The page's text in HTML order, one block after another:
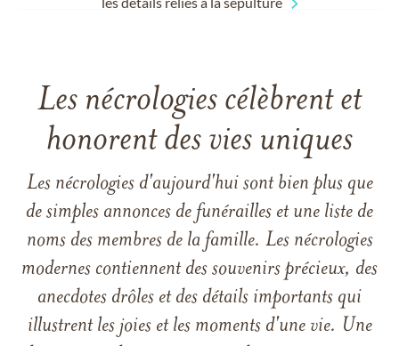
Les nécrologies célèbrent et
honorent des vies uniques
Les nécrologies d'aujourd'hui sont bien plus que
de simples annonces de funérailles et une liste de
noms des membres de la famille. Les nécrologies
modernes contiennent des souvenirs précieux, des
anecdotes drôles et des détails importants qui
illustrent les joies et les moments d'une vie. Une